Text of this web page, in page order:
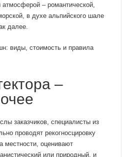
– романтической,
в духе альпийского шале
далее.
виды, стоимость и правила
–
заказчиков, специалисты из
проводят рекогносцировку
местности, оценивают
или природный, и